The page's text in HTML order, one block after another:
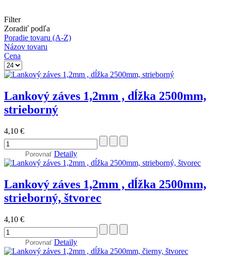
Filter
Zoradiť podľa
Poradie tovaru (A-Z)
Názov tovaru
Cena
Lankový záves 1,2mm , dĺžka 2500mm,
strieborný
4,10 €
Porovnať Detaily
Lankový záves 1,2mm , dĺžka 2500mm,
strieborný, štvorec
4,10 €
Porovnať Detaily